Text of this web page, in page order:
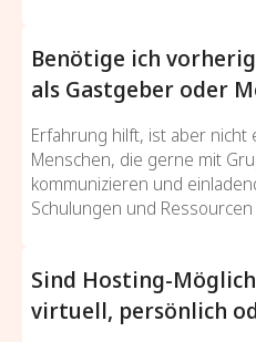
Benötige ich
als Gastgeber oder
Erfahrung hilft, ist aber nicht
Menschen, die gerne mit
kommunizieren und
Schulungen und
Sind Hosting-
virtuell, persönlich